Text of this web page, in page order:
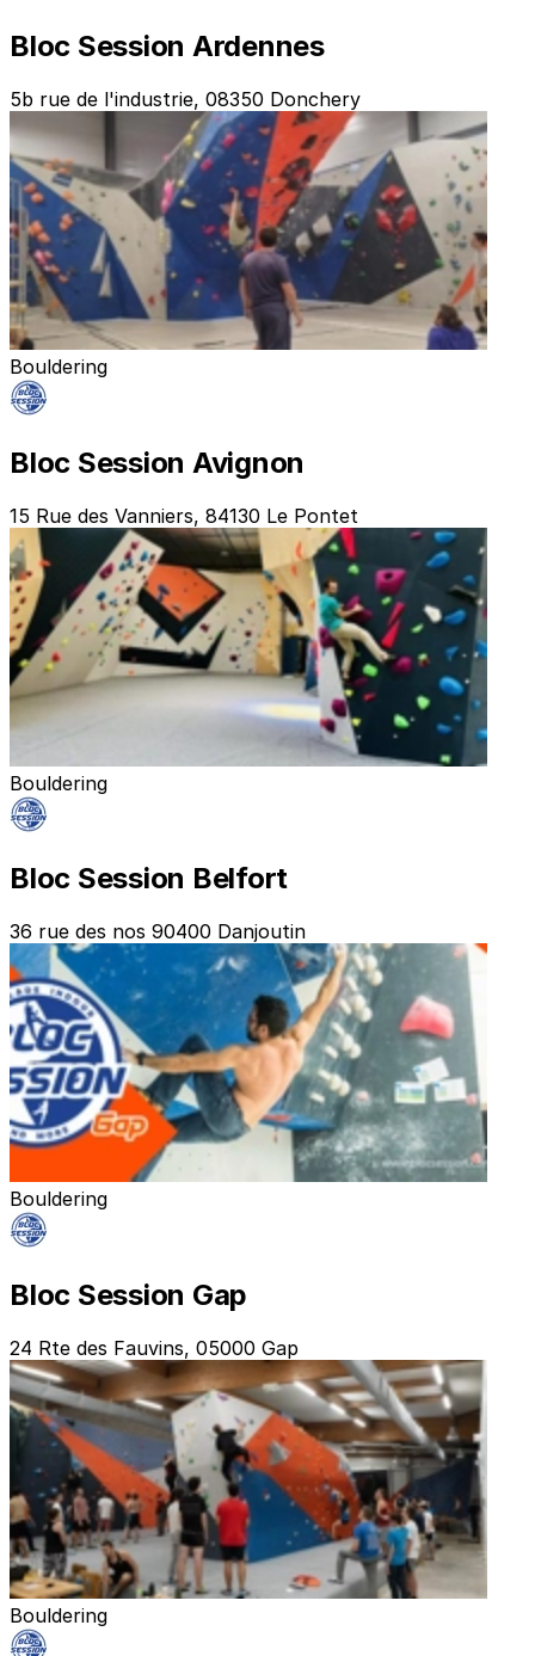
Bloc Session Ardennes
5b rue de l'industrie, 08350 Donchery
Bouldering
Bloc Session Avignon
15 Rue des Vanniers, 84130 Le Pontet
Bouldering
Bloc Session Belfort
36 rue des nos 90400 Danjoutin
Bouldering
Bloc Session Gap
24 Rte des Fauvins, 05000 Gap
Bouldering